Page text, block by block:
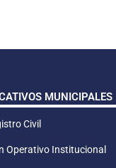
MUNICIPALES
Civil
Operativo Institucional